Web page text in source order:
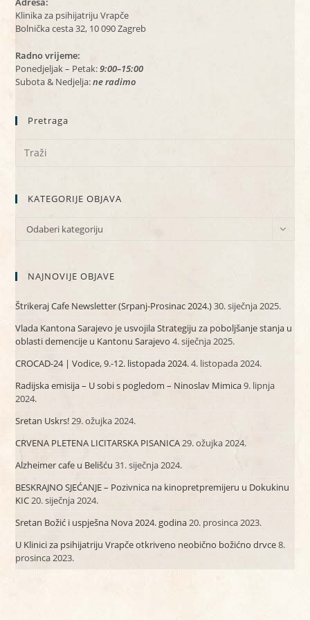
Klinika za psihijatriju Vrapče
Bolnička cesta 32, 10 090 Zagreb
Radno vrijeme:
Ponedjeljak – Petak:9:00–15:00
Subota & Nedjelja:ne radimo
Pretraga
KATEGORIJE OBJAVA
KATEGORIJE
Odaberi kategoriju
NAJNOVIJE OBJAVE
Štrikeraj Cafe Newsletter (Srpanj-Prosinac 2024.)30. siječnja 2025.
Vlada Kantona Sarajevo je usvojila Strategiju za poboljšanje stanja u
oblasti demencije u Kantonu Sarajevo 4. siječnja 2025.
CROCAD-24 | Vodice, 9.-12. listopada 2024.4. listopada 2024.
Radijska emisija – U sobi s pogledom – Ninoslav Mimica9. lipnja
2024.
Sretan Uskrs!29. ožujka 2024.
CRVENA PLETENA LICITARSKA PISANICA29. ožujka 2024.
Alzheimer cafe u Belišću 31. siječnja 2024.
BESKRAJNO SJEĆANJE – Pozivnica na kinopretpremijeru u Dokukinu
KIC20. siječnja 2024.
Sretan Božić i uspješna Nova 2024. godina20. prosinca 2023.
U Klinici za psihijatriju Vrapče otkriveno neobično božićno drvce8.
prosinca 2023.